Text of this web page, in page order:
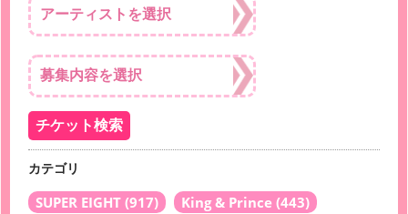
カテゴリ
SUPER EIGHT (917) King & Prince (443)